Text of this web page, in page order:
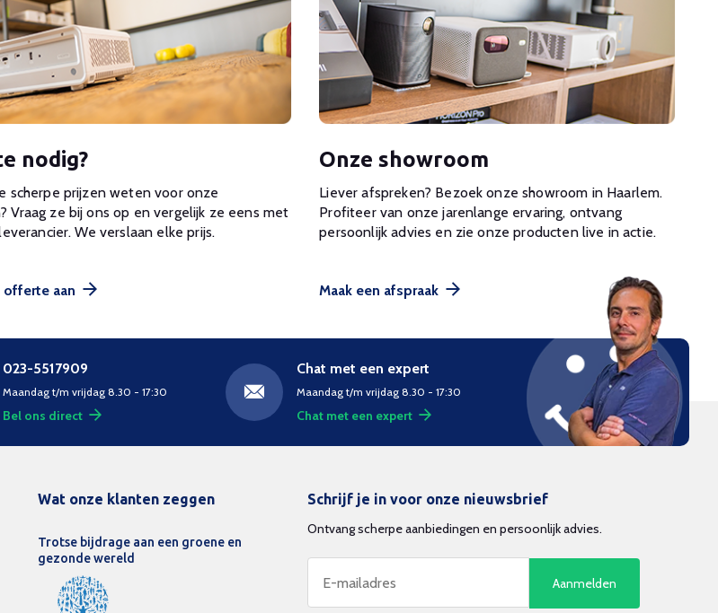
nodig?
scherpe prijzen weten voor onze
Vraag ze bij ons op en vergelijk ze eens met
We verslaan elke prijs.
offerte aan
Onze showroom
Liever afspreken? Bezoek onze showroom in Haarlem.
Profiteer van onze jarenlange ervaring, ontvang
persoonlijk advies en zie onze producten live in actie.
Maak een afspraak
023-5517909
Maandag t/m vrijdag 8.30 - 17:30
Bel ons direct
Chat met een expert
Maandag t/m vrijdag 8.30 - 17:30
Chat met een expert
Wat onze klanten zeggen
Trotse bijdrage aan een groene en
gezonde wereld
Schrijf je in voor onze nieuwsbrief
Ontvang scherpe aanbiedingen en persoonlijk advies.
Aanmelden